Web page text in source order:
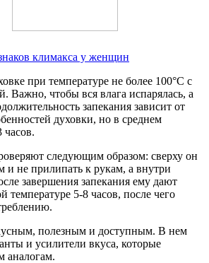
климакса у женщин
при температуре не более 100°С с
Важно, чтобы вся влага испарялась, а
запекания зависит от
духовки, но в среднем
часов.
следующим образом: сверху он
и не прилипать к рукам, а внутри
завершения запекания ему дают
температуре 5-8 часов, после чего
полезным и доступным. В нем
и усилители вкуса, которые
аналогам.